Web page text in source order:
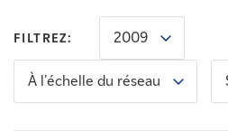
Nouvelles
Contactez-nous
FILTREZ: 2009
À l'échelle du réseau